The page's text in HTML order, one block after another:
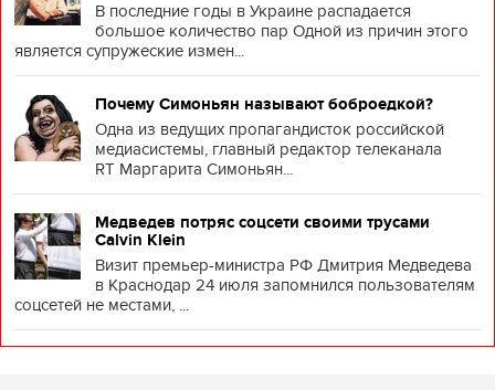
В последние годы в Украине распадается
большое количество пар Одной из причин этого
является супружеские измен...
Почему Симоньян называют боброедкой?
Одна из ведущих пропагандисток российской
медиасистемы, главный редактор телеканала
RT Маргарита Симоньян...
Медведев потряс соцсети своими трусами
Calvin Klein
Визит премьер-министра РФ Дмитрия Медведева
в Краснодар 24 июля запомнился пользователям
соцсетей не местами, ...